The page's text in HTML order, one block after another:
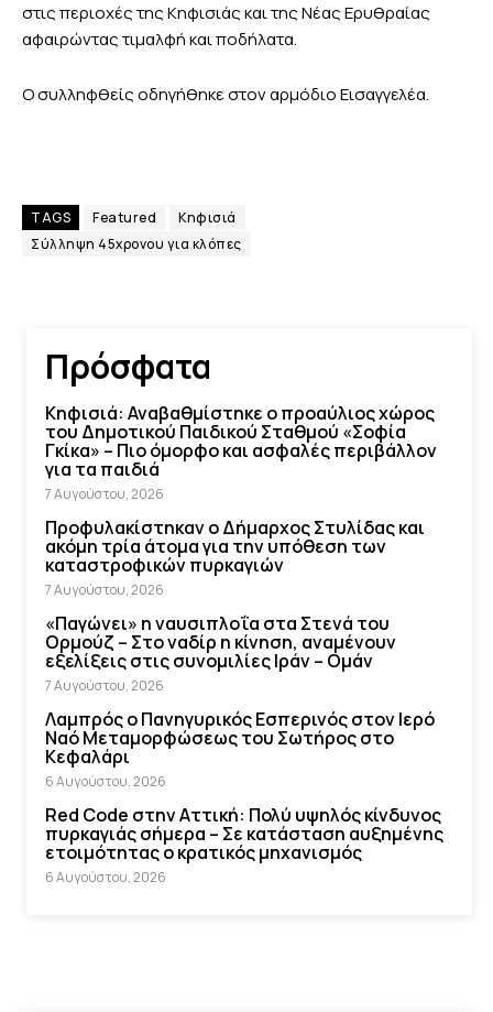
στις περιοχές της Κηφισιάς και της Νέας Ερυθραίας
αφαιρώντας τιμαλφή και ποδήλατα.
Ο συλληφθείς οδηγήθηκε στον αρμόδιο Εισαγγελέα.
TAGS Featured
Κηφισιά
Σύλληψη 45χρονου για κλόπες
Πρόσφατα
Κηφισιά: Αναβαθμίστηκε ο προαύλιος χώρος
του Δημοτικού Παιδικού Σταθμού «Σοφία
Γκίκα» – Πιο όμορφο και ασφαλές περιβάλλον
για τα παιδιά
7 Αυγούστου, 2026
Προφυλακίστηκαν ο Δήμαρχος Στυλίδας και
ακόμη τρία άτομα για την υπόθεση των
καταστροφικών πυρκαγιών
7 Αυγούστου, 2026
«Παγώνει» η ναυσιπλοΐα στα Στενά του
Ορμούζ – Στο ναδίρ η κίνηση, αναμένουν
εξελίξεις στις συνομιλίες Ιράν – Ομάν
7 Αυγούστου, 2026
Λαμπρός ο Πανηγυρικός Εσπερινός στον Ιερό
Ναό Μεταμορφώσεως του Σωτήρος στο
Κεφαλάρι
6 Αυγούστου, 2026
Red Code στην Αττική: Πολύ υψηλός κίνδυνος
πυρκαγιάς σήμερα – Σε κατάσταση αυξημένης
ετοιμότητας ο κρατικός μηχανισμός
6 Αυγούστου, 2026